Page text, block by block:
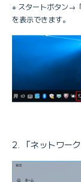
※ スタートボタン→
を表示できます。
「ネットワー